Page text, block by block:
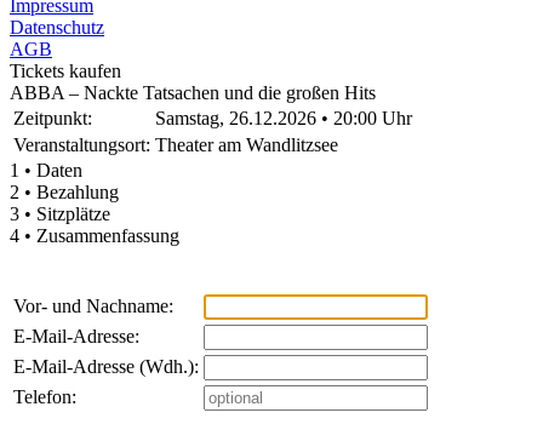
Impressum
Datenschutz
AGB
Tickets kaufen
ABBA – Nackte Tatsachen und die großen Hits
Zeitpunkt:
Samstag, 26.12.2026 • 20:00 Uhr
Veranstaltungsort: Theater am Wandlitzsee
1 • Daten
2 • Bezahlung
3 • Sitzplätze
4 • Zusammenfassung
Vor- und Nachname:
E-Mail-Adresse:
E-Mail-Adresse (Wdh.):
Telefon: